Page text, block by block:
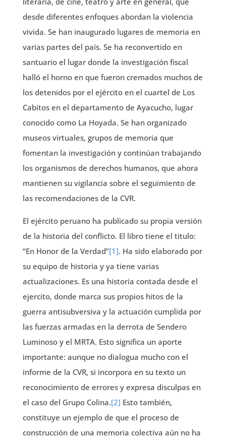
desde diferentes enfoques abordan la violencia
vivida. Se han inaugurado lugares de memoria en
varias partes del país. Se ha reconvertido en
santuario el lugar donde la investigación fiscal
halló el horno en que fueron cremados muchos de
los detenidos por el ejército en el cuartel de Los
Cabitos en el departamento de Ayacucho, lugar
conocido como La Hoyada. Se han organizado
museos virtuales, grupos de memoria que
fomentan la investigación y continúan trabajando
los organismos de derechos humanos, que ahora
mantienen su vigilancia sobre el seguimiento de
las recomendaciones de la CVR.
El ejército peruano ha publicado su propia versión
de la historia del conflicto. El libro tiene el titulo:
“En Honor de la Verdad”[1]. Ha sido elaborado por
su equipo de historia y ya tiene varias
actualizaciones. Es una historia contada desde el
ejercito, donde marca sus propios hitos de la
guerra antisubversiva y la actuación cumplida por
las fuerzas armadas en la derrota de Sendero
Luminoso y el MRTA. Esto significa un aporte
importante: aunque no dialogua mucho con el
informe de la CVR, si incorpora en su texto un
reconocimiento de errores y expresa disculpas en
el caso del Grupo Colina.[2] Esto también,
constituye un ejemplo de que el proceso de
construcción de una memoria colectiva aún no ha